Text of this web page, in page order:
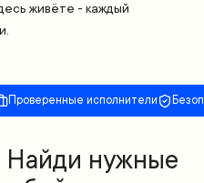
живёте - каждый
Проверенные исполнители
Найди нужные